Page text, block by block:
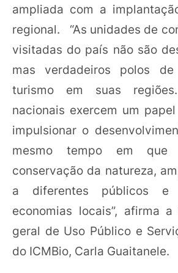
ampliada com a
regional. “As unidades de
visitadas do país não são
mas verdadeiros polos
turismo em suas
nacionais exercem um
impulsionar o
mesmo tempo em que
conservação da natureza,
a diferentes públicos e
economias locais”, afirma a
geral de Uso Público e
do ICMBio, Carla Guaitanele.